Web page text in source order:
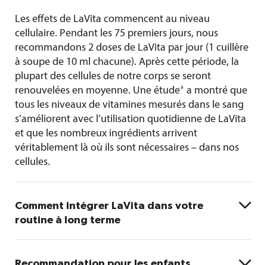
Les effets de LaVita commencent au niveau
cellulaire. Pendant les 75 premiers jours, nous
recommandons 2 doses de LaVita par jour (1 cuillère
à soupe de 10 ml chacune). Après cette période, la
plupart des cellules de notre corps se seront
renouvelées en moyenne. Une étudea
a montré que
tous les niveaux de vitamines mesurés dans le sang
s’améliorent avec l’utilisation quotidienne de LaVita
et que les nombreux ingrédients arrivent
véritablement là où ils sont nécessaires – dans nos
cellules.
Comment intégrer LaVita dans votre
routine à long terme

personne en bonne santé, nous recommandons une
